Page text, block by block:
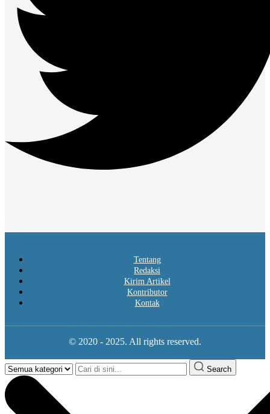
Tentang
Redaksi
Kirim Artikel
Kontributor
Kontak
© 2020 - 2025. All rights reserved.
Search